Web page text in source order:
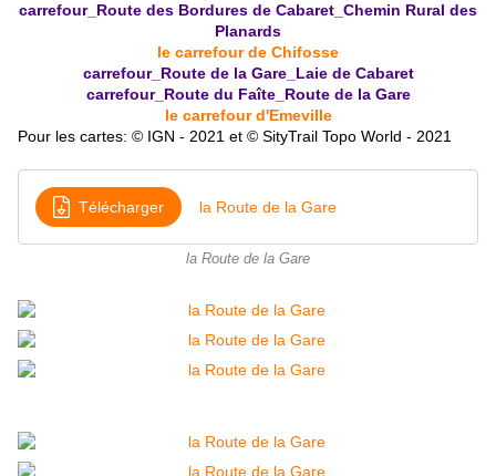
carrefour_Route des Bordures de Cabaret_Chemin Rural des
Planards
le carrefour de Chifosse
carrefour_Route de la Gare_Laie de Cabaret
carrefour_Route du Faîte_Route de la Gare
le carrefour d'Emeville
Pour les cartes: © IGN - 2021 et © SityTrail Topo World - 2021
Télécharger la Route de la Gare
la Route de la Gare